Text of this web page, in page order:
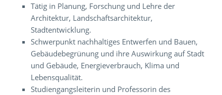
Tätig in Planung, Forschung und Lehre der
Architektur, Landschaftsarchitektur,
Stadtentwicklung.
Schwerpunkt nachhaltiges Entwerfen und Bauen,
Gebäudebegrünung und ihre Auswirkung auf Stadt
und Gebäude, Energieverbrauch, Klima und
Lebensqualität.
Studiengangsleiterin und Professorin des